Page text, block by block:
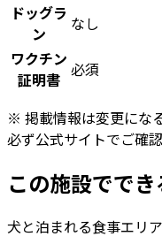
ドッグラ
ン
なし
ワクチン
証明書 必須
※ 掲載情報は変更にな
必ず公式サイトでご確認
この施設ででき
犬と泊まれる食事エリ